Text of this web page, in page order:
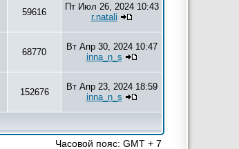
59616
Пт Июл 26, 2024 10:43
r.natali
68770
Вт Апр 30, 2024 10:47
inna_n_s
152676
Вт Апр 23, 2024 18:59
inna_n_s
Часовой пояс: GMT + 7